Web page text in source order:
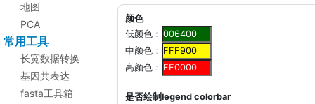
地图
PCA
常用工具
长宽数据转换
基因共表达
fasta工具箱
颜色
低颜色：
中颜色：
高颜色：
是否绘制legend colorbar